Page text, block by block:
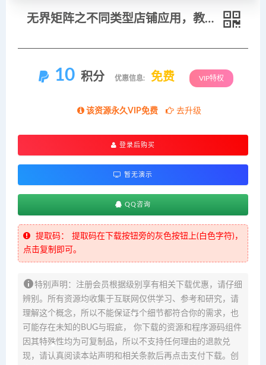
无界矩阵之不同类型店铺应用，教你无界针对不同类型店铺的组合玩法应用，手把手实操搭建计划
10 积分 优惠信息: 免费 VIP特权
该资源永久VIP免费 去升级
登录后购买
暂无演示
QQ咨询
提取码：
提取码在下载按钮旁的灰色按钮上(白色字符)，
点击复制即可。
特别声明：注册会员根据级别享有相关下载优惠，请仔细
辨别。所有资源均收集于互联网仅供学习、参考和研究，请
理解这个概念，所以不能保证每个细节都符合你的需求，也
可能存在未知的BUG与瑕疵， 你下载的资源和程序源码组件
因其特殊性均为可复制品，所以不支持任何理由的退款兑
现，请认真阅读本站声明和相关条款后再点击支付下载。创